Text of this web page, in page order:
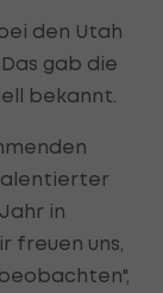
den Utah
gab die
bekannt.
talentierter
in
freuen uns,